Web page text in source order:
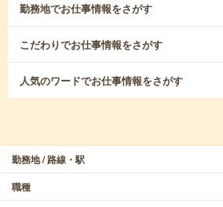
勤務地でお仕事情報をさがす
こだわりでお仕事情報をさがす
人気のワードでお仕事情報をさがす
勤務地 / 路線・駅
職種